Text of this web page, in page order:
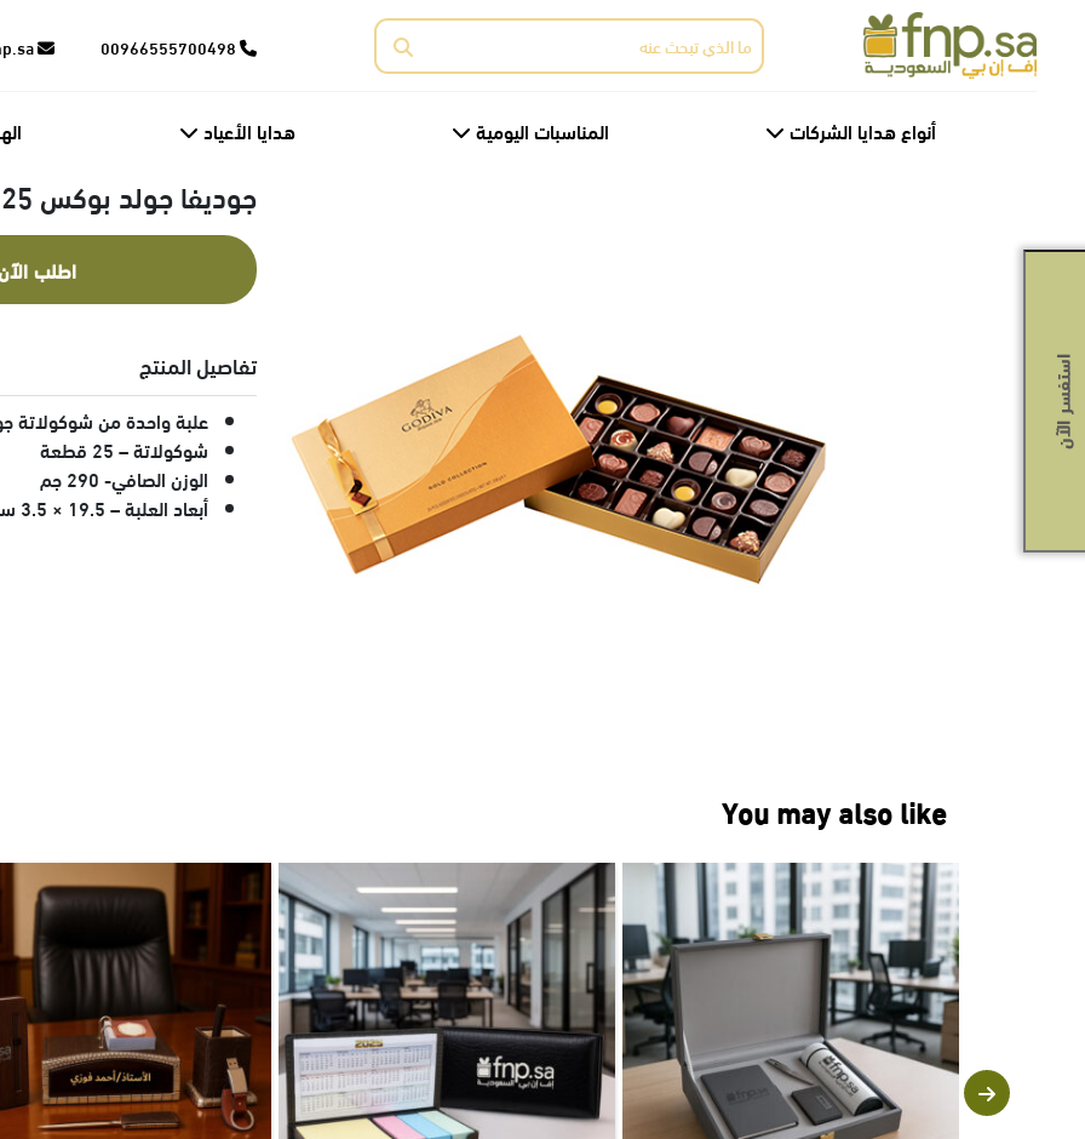
استفسر الآن
البحث
عن:
أنواع هدايا الشركات المناسبات اليومية هدايا الأعياد
جوديفا جولد بوكس 25قطعة
اطلب
تفاصيل المنتج
علبة واحدة من شوكولاتة
شوكولاتة – 25 قطعة
الوزن الصافي- 290 جم
أبعاد العلبة – 19.5 × 3.5 سم
You may also like